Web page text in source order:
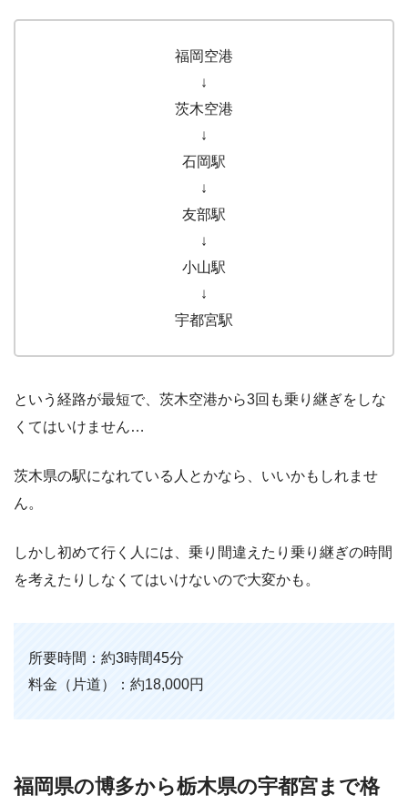
福岡空港
↓
茨木空港
↓
石岡駅
↓
友部駅
↓
小山駅
↓
宇都宮駅
という経路が最短で、茨木空港から3回も乗り継ぎをしな
くてはいけません…
茨木県の駅になれている人とかなら、いいかもしれませ
ん。
しかし初めて行く人には、乗り間違えたり乗り継ぎの時間
を考えたりしなくてはいけないので大変かも。
所要時間：約3時間45分
料金（片道）：約18,000円
福岡県の博多から栃木県の宇都宮まで格